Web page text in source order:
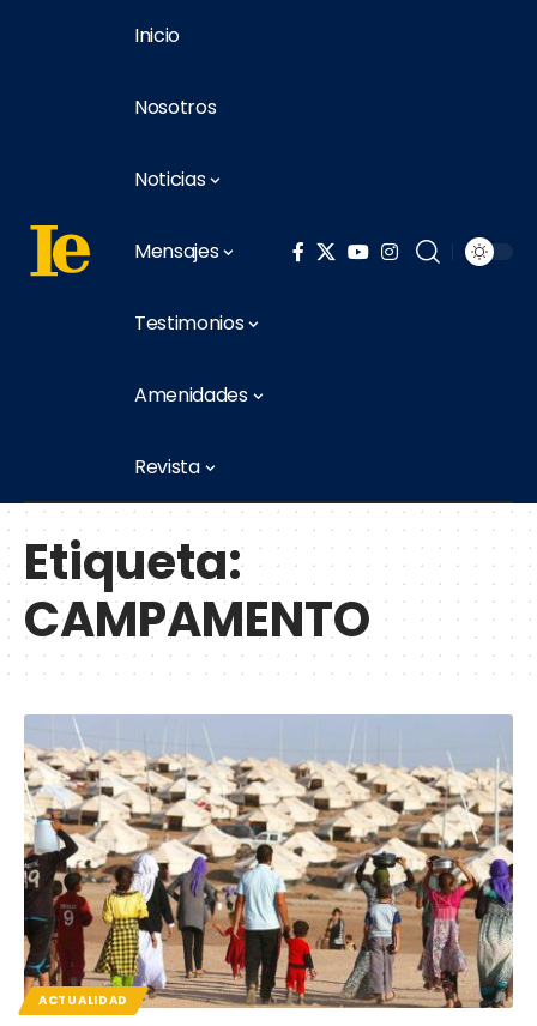
Inicio
Nosotros
Noticias
Mensajes
Testimonios
Amenidades
Revista
Etiqueta:
CAMPAMENTO
ACTUALIDAD